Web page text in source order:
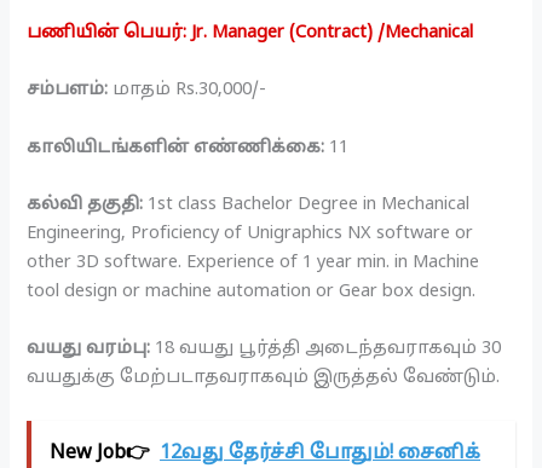
பணியின் பெயர்: Jr. Manager (Contract) /Mechanical
சம்பளம்: மாதம் Rs.30,000/-
காலியிடங்களின் எண்ணிக்கை: 11
கல்வி தகுதி: 1st class Bachelor Degree in Mechanical
Engineering, Proficiency of Unigraphics NX software or
other 3D software. Experience of 1 year min. in Machine
tool design or machine automation or Gear box design.
வயது வரம்பு: 18 வயது பூர்த்தி அடைந்தவராகவும் 30
வயதுக்கு மேற்படாதவராகவும் இருத்தல் வேண்டும்.
New Job👉 12வது தேர்ச்சி போதும்! சைனிக்